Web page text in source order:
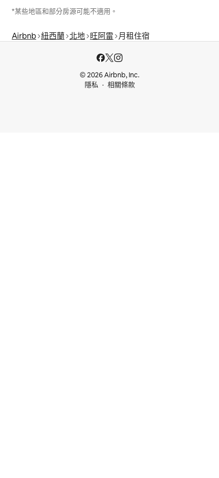
*某些地區和部分房源可能不適用。
Airbnb 紐西蘭 北地 旺阿雷 月租住宿
© 2026 Airbnb, Inc.
隱私
相關條款